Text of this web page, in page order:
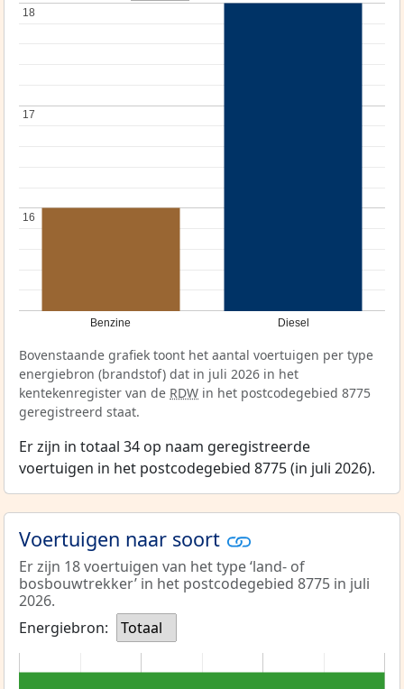
Benzine Diesel
16
16
17
17
18
18
Bovenstaande grafiek toont het aantal voertuigen per type
energiebron (brandstof) dat in juli 2026 in het
kentekenregister van de RDW in het postcodegebied 8775
geregistreerd staat.
Er zijn in totaal 34 op naam geregistreerde
voertuigen in het postcodegebied 8775 (in juli 2026).
Voertuigen naar soort
Er zijn 18 voertuigen van het type ‘land- of
bosbouwtrekker’ in het postcodegebied 8775 in juli
2026.
Energiebron:
Totaal